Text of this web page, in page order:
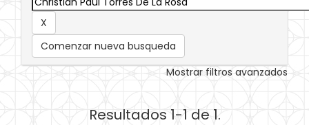
Comenzar nueva busqueda
Mostrar filtros avanzados
Resultados 1-1 de 1.